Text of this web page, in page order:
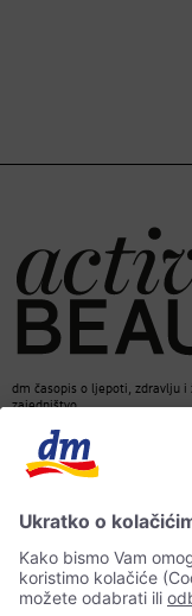
dm časopis o ljepoti, zdravlju i
zajedništvo.